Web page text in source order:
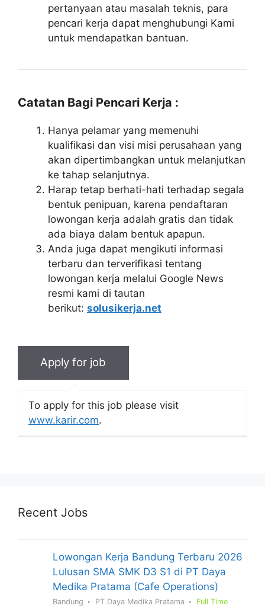
pertanyaan atau masalah teknis, para
pencari kerja dapat menghubungi Kami
untuk mendapatkan bantuan.
Catatan Bagi Pencari Kerja :
Hanya pelamar yang memenuhi
kualifikasi dan visi misi perusahaan yang
akan dipertimbangkan untuk melanjutkan
ke tahap selanjutnya.
Harap tetap berhati-hati terhadap segala
bentuk penipuan, karena pendaftaran
lowongan kerja adalah gratis dan tidak
ada biaya dalam bentuk apapun.
Anda juga dapat mengikuti informasi
terbaru dan terverifikasi tentang
lowongan kerja melalui Google News
resmi kami di tautan
berikut: solusikerja.net
To apply for this job please visit
www.karir.com.
Recent Jobs
Lowongan Kerja Bandung Terbaru 2026
Lulusan SMA SMK D3 S1 di PT Daya
Medika Pratama (Cafe Operations)
Bandung PT Daya Medika Pratama Full Time